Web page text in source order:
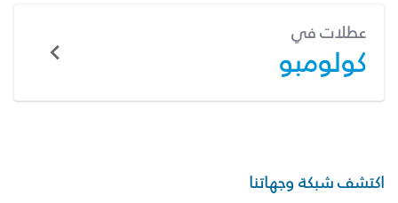
عطلات في
كولومبو
اكتشف شبكة وجهاتنا